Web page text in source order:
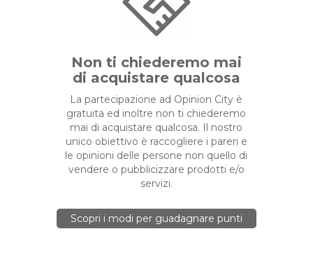
Non ti chiederemo mai
di acquistare qualcosa
La partecipazione ad Opinion City è
gratuita ed inoltre non ti chiederemo
mai di acquistare qualcosa. Il nostro
unico obiettivo è raccogliere i pareri e
le opinioni delle persone non quello di
vendere o pubblicizzare prodotti e/o
servizi.
Scopri i modi per guadagnare punti